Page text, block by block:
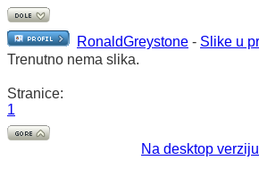
RonaldGreystone - Slike u
Trenutno nema slika.
Stranice:
1
Na desktop verziju